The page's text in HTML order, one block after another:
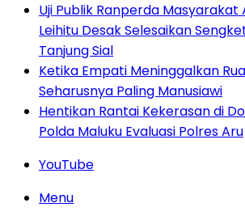
Uji Publik Ranperda Masyarakat
Leihitu Desak Selesaikan
Tanjung Sial
Ketika Empati Meninggalkan
Seharusnya Paling Manusiawi
Hentikan Rantai Kekerasan di
Polda Maluku Evaluasi Polres Aru
YouTube
Menu